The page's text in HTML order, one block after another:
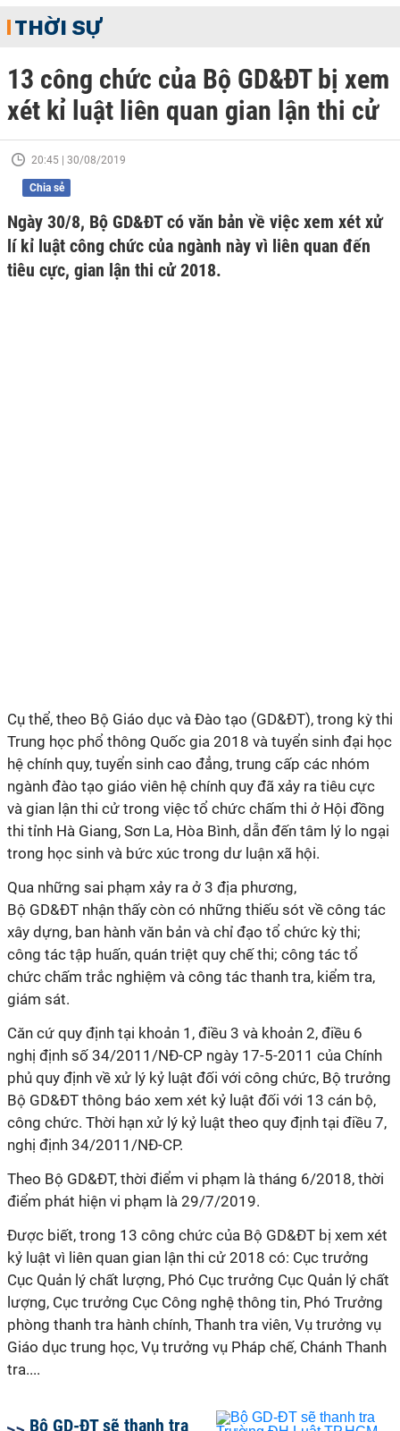
THỜI SỰ
13 công chức của Bộ GD&ĐT bị xem
xét kỉ luật liên quan gian lận thi cử
20:45 | 30/08/2019
Chia sẻ
Ngày 30/8, Bộ GD&ĐT có văn bản về việc xem xét xử
lí kỉ luật công chức của ngành này vì liên quan đến
tiêu cực, gian lận thi cử 2018.
Cụ thể, theo Bộ Giáo dục và Đào tạo (GD&ĐT), trong kỳ thi
Trung học phổ thông Quốc gia 2018 và tuyển sinh đại học
hệ chính quy, tuyển sinh cao đẳng, trung cấp các nhóm
ngành đào tạo giáo viên hệ chính quy đã xảy ra tiêu cực
và gian lận thi cử trong việc tổ chức chấm thi ở Hội đồng
thi tỉnh Hà Giang, Sơn La, Hòa Bình, dẫn đến tâm lý lo ngại
trong học sinh và bức xúc trong dư luận xã hội.
Qua những sai phạm xảy ra ở 3 địa phương,
Bộ GD&ĐT nhận thấy còn có những thiếu sót về công tác
xây dựng, ban hành văn bản và chỉ đạo tổ chức kỳ thi;
công tác tập huấn, quán triệt quy chế thi; công tác tổ
chức chấm trắc nghiệm và công tác thanh tra, kiểm tra,
giám sát.
Căn cứ quy định tại khoản 1, điều 3 và khoản 2, điều 6
nghị định số 34/2011/NĐ-CP ngày 17-5-2011 của Chính
phủ quy định về xử lý kỷ luật đối với công chức, Bộ trưởng
Bộ GD&ĐT thông báo xem xét kỷ luật đối với 13 cán bộ,
công chức. Thời hạn xử lý kỷ luật theo quy định tại điều 7,
nghị định 34/2011/NĐ-CP.
Theo Bộ GD&ĐT, thời điểm vi phạm là tháng 6/2018, thời
điểm phát hiện vi phạm là 29/7/2019.
Được biết, trong 13 công chức của Bộ GD&ĐT bị xem xét
kỷ luật vì liên quan gian lận thi cử 2018 có: Cục trưởng
Cục Quản lý chất lượng, Phó Cục trưởng Cục Quản lý chất
lượng, Cục trưởng Cục Công nghệ thông tin, Phó Trưởng
phòng thanh tra hành chính, Thanh tra viên, Vụ trưởng vụ
Giáo dục trung học, Vụ trưởng vụ Pháp chế, Chánh Thanh
tra....
Bộ GD-ĐT sẽ thanh tra